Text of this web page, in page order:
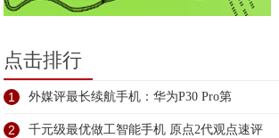
点击排行
1 外媒评最长续航手机：华为P30 Pro第
2 千元级最优做工智能手机 原点2代观点速评